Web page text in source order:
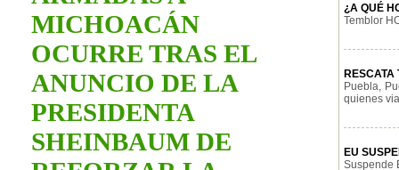
MICHOACÁN
OCURRE TRAS EL
ANUNCIO DE LA
PRESIDENTA
SHEINBAUM DE
¿A QUÉ
Temblor
RESCATA
Puebla,
quienes
EU
Suspende